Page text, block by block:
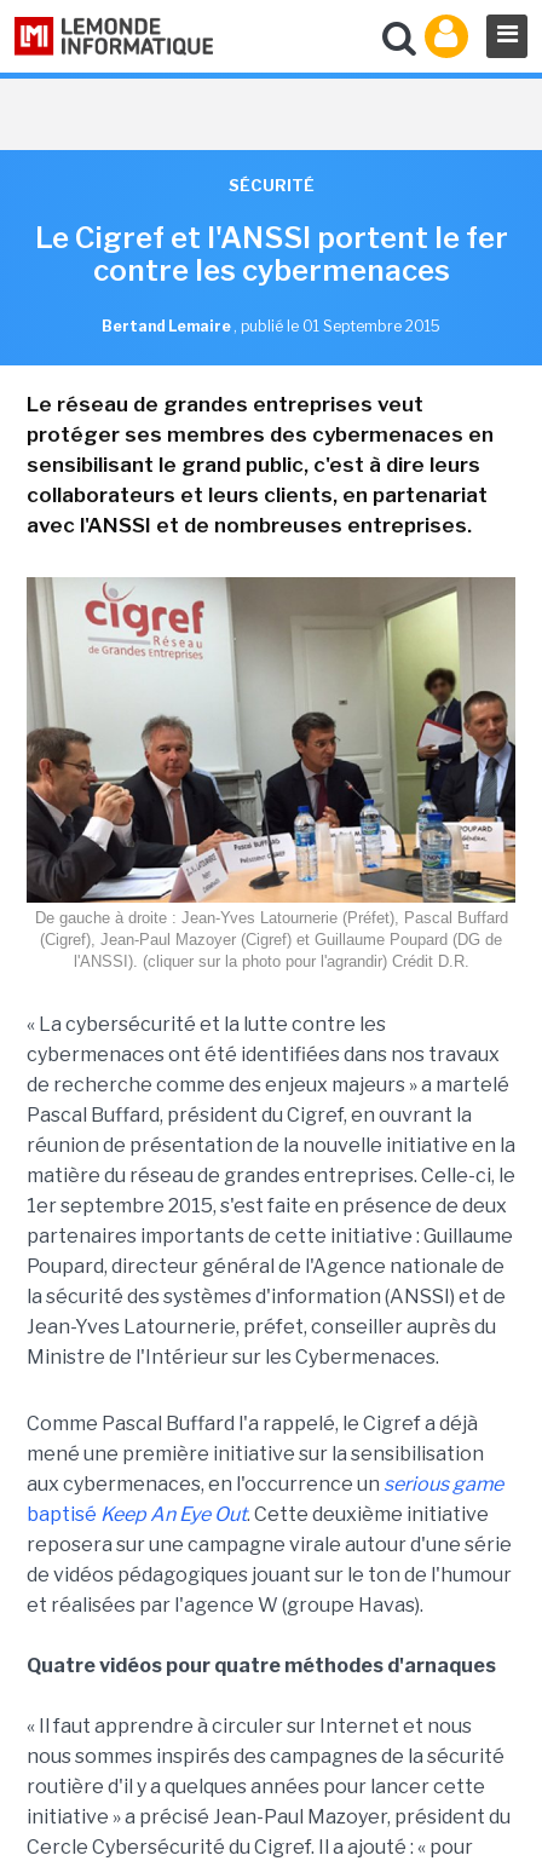
SÉCURITÉ
Le Cigref et l'ANSSI portent le fer
contre les cybermenaces
Bertand Lemaire , publié le 01 Septembre 2015
Le réseau de grandes entreprises veut
protéger ses membres des cybermenaces en
sensibilisant le grand public, c'est à dire leurs
collaborateurs et leurs clients, en partenariat
avec l'ANSSI et de nombreuses entreprises.
De gauche à droite : Jean-Yves Latournerie (Préfet), Pascal Buffard
(Cigref), Jean-Paul Mazoyer (Cigref) et Guillaume Poupard (DG de
l'ANSSI). (cliquer sur la photo pour l'agrandir) Crédit D.R.
« La cybersécurité et la lutte contre les
cybermenaces ont été identifiées dans nos travaux
de recherche comme des enjeux majeurs » a martelé
Pascal Buffard, président du Cigref, en ouvrant la
réunion de présentation de la nouvelle initiative en la
matière du réseau de grandes entreprises. Celle-ci, le
1er septembre 2015, s'est faite en présence de deux
partenaires importants de cette initiative : Guillaume
Poupard, directeur général de l'Agence nationale de
la sécurité des systèmes d'information (ANSSI) et de
Jean-Yves Latournerie, préfet, conseiller auprès du
Ministre de l'Intérieur sur les Cybermenaces.
Comme Pascal Buffard l'a rappelé, le Cigref a déjà
mené une première initiative sur la sensibilisation
aux cybermenaces, en l'occurrence un serious game
baptisé Keep An Eye Out. Cette deuxième initiative
reposera sur une campagne virale autour d'une série
de vidéos pédagogiques jouant sur le ton de l'humour
et réalisées par l'agence W (groupe Havas).
Quatre vidéos pour quatre méthodes d'arnaques
« Il faut apprendre à circuler sur Internet et nous
nous sommes inspirés des campagnes de la sécurité
routière d'il y a quelques années pour lancer cette
initiative » a précisé Jean-Paul Mazoyer, président du
Cercle Cybersécurité du Cigref. Il a ajouté : « pour